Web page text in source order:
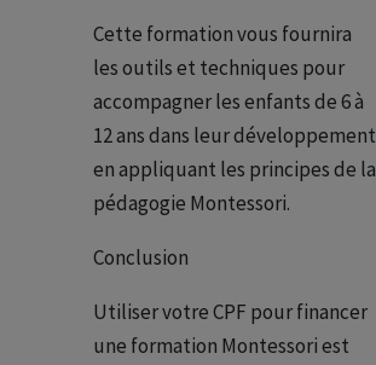
Cette formation vous fournira
les outils et techniques pour
accompagner les enfants de 6 à
12 ans dans leur développement
en appliquant les principes de la
pédagogie Montessori.
Conclusion
Utiliser votre CPF pour financer
une formation Montessori est